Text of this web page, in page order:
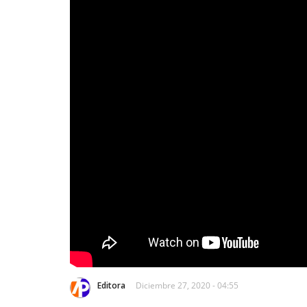
Editora Diciembre 27, 2020 - 04:55